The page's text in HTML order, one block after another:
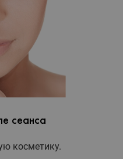
сеанса
косметику.